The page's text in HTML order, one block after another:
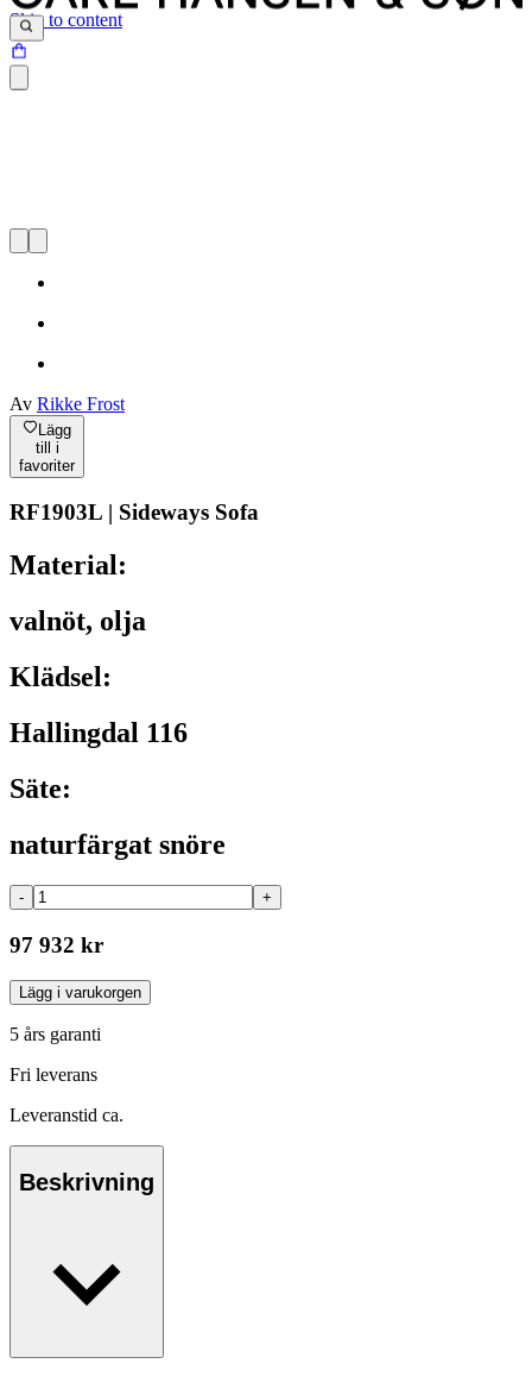
Skip to content
Av Rikke Frost
Lägg
till i
favoriter
RF1903L | Sideways Sofa
Material:
valnöt, olja
Klädsel:
Hallingdal 116
Säte:
naturfärgat snöre
- +
97 932 kr
Lägg i varukorgen
5 års garanti
Fri leverans
Leveranstid ca.
Beskrivning